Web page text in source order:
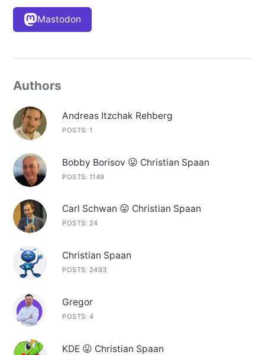
Mastodon
Authors
Andreas Itzchak Rehberg
POSTS: 1
Bobby Borisov 😛 Christian Spaan
POSTS: 1149
Carl Schwan 😛 Christian Spaan
POSTS: 24
Christian Spaan
POSTS: 2493
Gregor
POSTS: 4
KDE 😛 Christian Spaan